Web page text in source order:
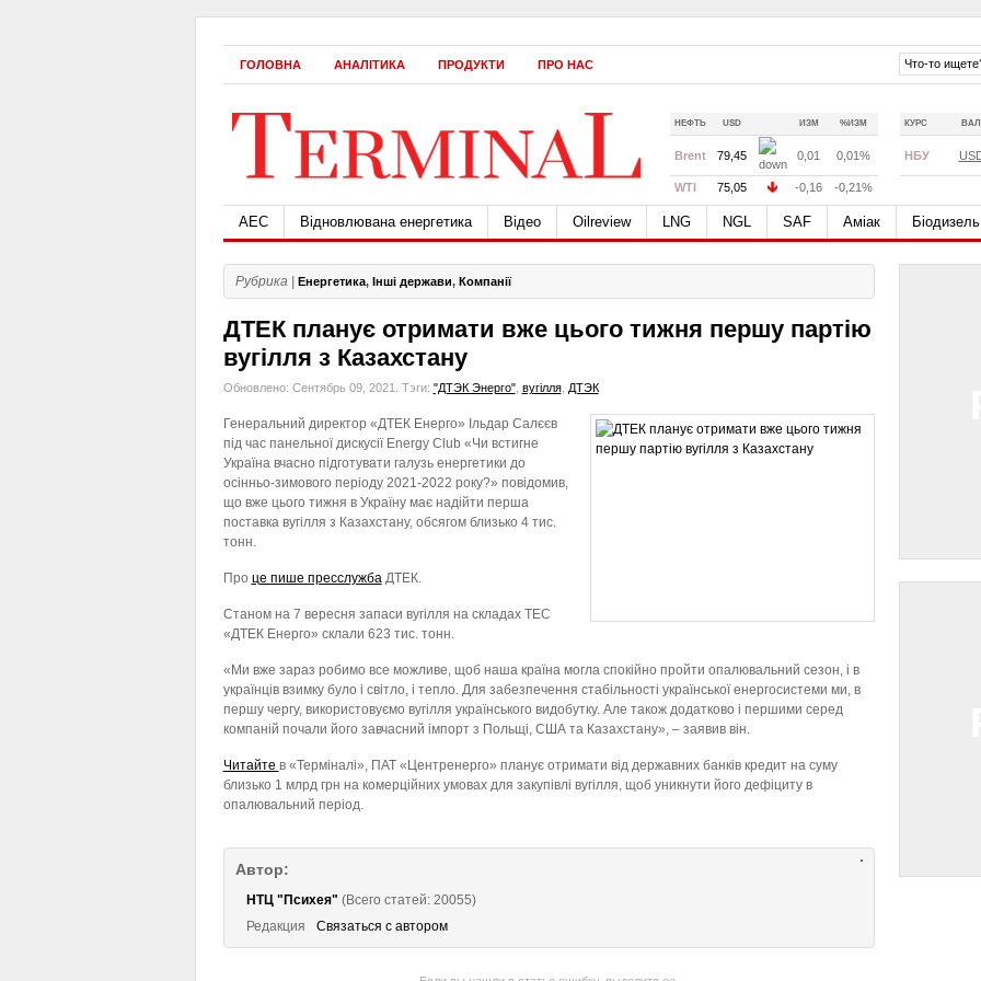
ГОЛОВНА АНАЛІТИКА ПРОДУКТИ ПРО НАС
КУРС ВАЛ
НБУ
НЕФТЬ USD ИЗМ %ИЗМ
Brent 79,45 0,01 0,01%
WTI 75,05 -0,16 -0,21%
АЕС Відновлювана енергетика Відео Oilreview LNG NGL SAF Аміак Біодизель
Рубрика | Енергетика, Інші держави, Компанії
ДТЕК планує отримати вже цього тижня першу партію
вугілля з Казахстану
Обновлено: Сентябрь 09, 2021. Тэги: "ДТЭК Энерго", вугілля, ДТЭК
Генеральний директор «ДТЕК Енерго» Ільдар Салєєв
під час панельної дискусії Energy Club «Чи встигне
Україна вчасно підготувати галузь енергетики до
осінньо-зимового періоду 2021-2022 року?» повідомив,
що вже цього тижня в Україну має надійти перша
поставка вугілля з Казахстану, обсягом близько 4 тис.
тонн.
Про це пише пресслужбаДТЕК.
Станом на 7 вересня запаси вугілля на складах ТЕС
«ДТЕК Енерго» склали 623 тис. тонн.
«Ми вже зараз робимо все можливе, щоб наша країна могла спокійно пройти опалювальний сезон, і в
українців взимку було і світло, і тепло. Для забезпечення стабільності української енергосистеми ми, в
першу чергу, використовуємо вугілля українського видобутку. Але також додатково і першими серед
компаній почали його завчасний імпорт з Польщі, США та Казахстану», – заявив він.
Читайте в «Терміналі», ПАТ «Центренерго» планує отримати від державних банків кредит на суму
близько 1 млрд грн на комерційних умовах для закупівлі вугілля, щоб уникнути його дефіциту в
опалювальний період.
Автор:
НТЦ "Психея" (Всего статей: 20055)
Редакция
Связаться с автором